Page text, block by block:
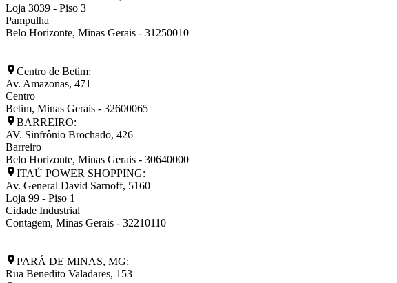
Loja 3039 - Piso 3
Pampulha
Belo Horizonte, Minas Gerais - 31250010
Centro de Betim:
Av. Amazonas, 471
Centro
Betim, Minas Gerais - 32600065
BARREIRO:
AV. Sinfrônio Brochado, 426
Barreiro
Belo Horizonte, Minas Gerais - 30640000
ITAÚ POWER SHOPPING:
Av. General David Sarnoff, 5160
Loja 99 - Piso 1
Cidade Industrial
Contagem, Minas Gerais - 32210110
PARÁ DE MINAS, MG:
Rua Benedito Valadares, 153